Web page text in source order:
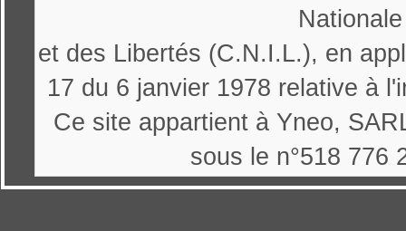
et des Libertés (C.N.I.L.), en
17 du 6 janvier 1978 relative à
Ce site appartient à Yneo,
sous le n°518 776